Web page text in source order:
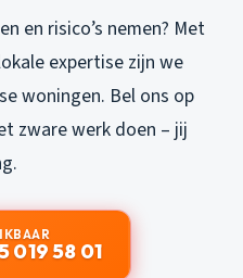
en risico’s nemen? Met
expertise zijn we
woningen. Bel ons op
zware werk doen – jij
019 58 01